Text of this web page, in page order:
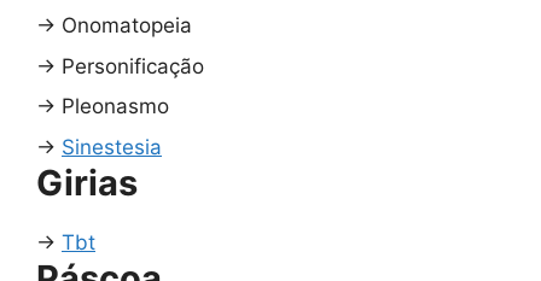
→ Onomatopeia
→ Personificação
→ Pleonasmo
→ Sinestesia
Girias
→ Tbt